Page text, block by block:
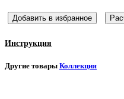
Добавить в избранное
Инструкция
Другие товары Коллекция